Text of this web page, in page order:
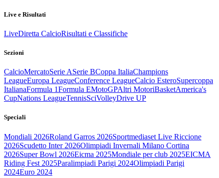
Live e Risultati
LiveDiretta CalcioRisultati e Classifiche
Sezioni
CalcioMercatoSerie ASerie BCoppa ItaliaChampions
LeagueEuropa LeagueConference LeagueCalcio EsteroSupercoppa
ItalianaFormula 1Formula EMotoGPAltri MotoriBasketAmerica's
CupNations LeagueTennisSciVolleyDrive UP
Speciali
Mondiali 2026Roland Garros 2026Sportmediaset Live Riccione
2026Scudetto Inter 2026Olimpiadi Invernali Milano Cortina
2026Super Bowl 2026Eicma 2025Mondiale per club 2025EICMA
Riding Fest 2025Paralimpiadi Parigi 2024Olimpiadi Parigi
2024Euro 2024